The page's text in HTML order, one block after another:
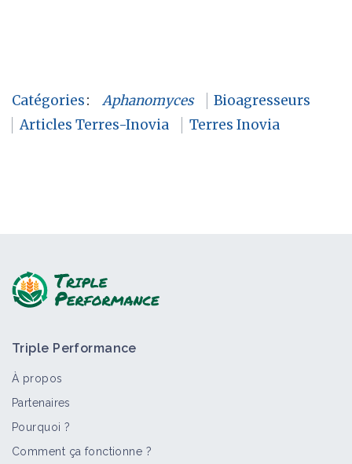
Catégories: Aphanomyces
Bioagresseurs
Articles Terres-Inovia
Terres Inovia
Triple Performance
À propos
Partenaires
Pourquoi ?
Comment ça fonctionne ?